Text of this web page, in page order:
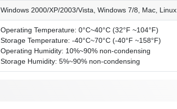
Windows 2000/XP/2003/Vista, Windows 7/8, Mac, Linux
Operating Temperature: 0°C~40°C (32°F ~104°F)
Storage Temperature: -40°C~70°C (-40°F ~158°F)
Operating Humidity: 10%~90% non-condensing
Storage Humidity: 5%~90% non-condensing